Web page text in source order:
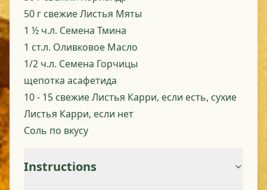
50 г свежие Листья Мяты
1 ½ ч.л. Семена Тмина
1 ст.л. Оливковое Масло
1/2 ч.л. Семена Горчицы
щепотка асафетида
10 - 15 свежие Листья Карри, если есть, сухие
Листья Карри, если нет
Соль по вкусу
Instructions